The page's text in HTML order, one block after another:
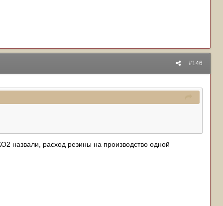
#146
назвали, расход резины на производство одной